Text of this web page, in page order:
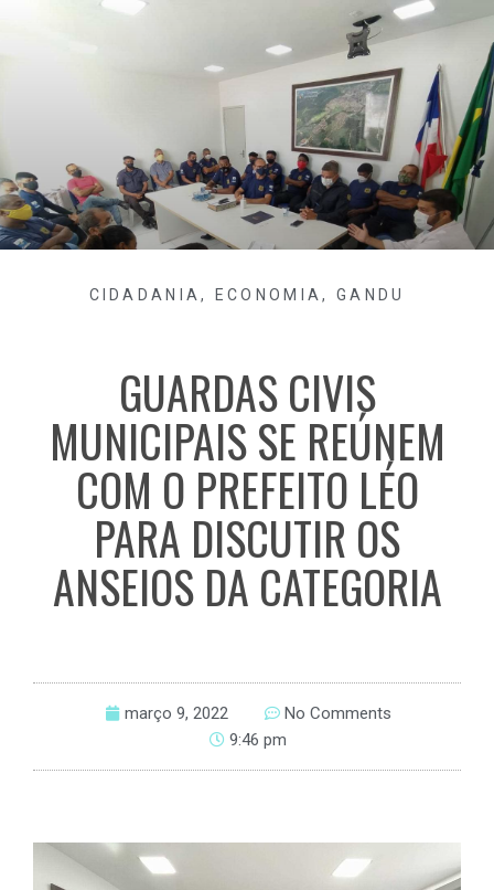
CIDADANIA, ECONOMIA, GANDU
GUARDAS CIVIS
MUNICIPAIS SE REÚNEM
COM O PREFEITO LÉO
PARA DISCUTIR OS
ANSEIOS DA CATEGORIA
março 9, 2022
No Comments
9:46 pm